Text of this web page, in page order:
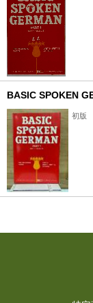
BASIC SPOKEN
初版